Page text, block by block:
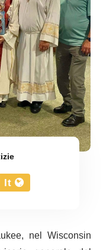
It
nel Wisconsin